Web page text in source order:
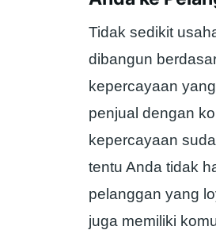
Tidak sedikit
dibangun
kepercayaan
penjual dengan
kepercayaan
tentu Anda tidak
pelanggan yang
juga memiliki